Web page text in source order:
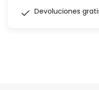
Devoluciones